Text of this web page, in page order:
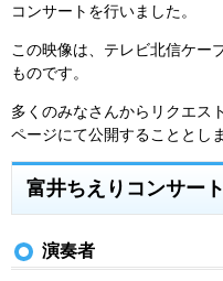
コンサートを行いました。
この映像は、テレビ北信ケー
ものです。
多くのみなさんからリクエス
ページにて公開することとし
富井ちえりコンサート
演奏者